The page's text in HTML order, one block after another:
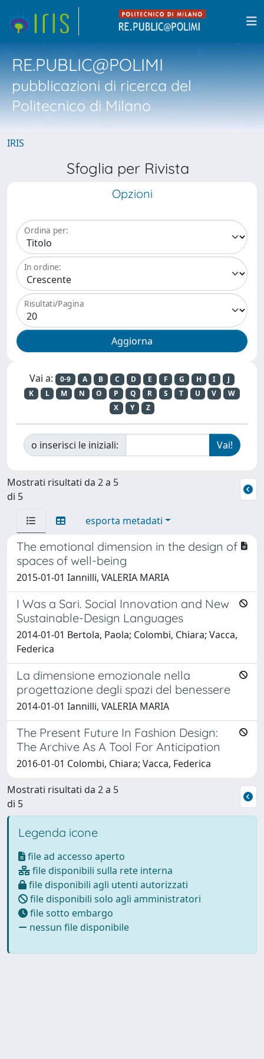
RE.PUBLIC@POLIMI
pubblicazioni di ricerca del
Politecnico di Milano
IRIS
Sfoglia per Rivista
Opzioni
Ordina per:
In ordine:
Risultati/Pagina
Vai a: 0-9 A B C D E F G H I
J
K
L M N O P Q R S T U V
W
X
Y Z
o inserisci le iniziali:
Mostrati risultati da 2 a 5
di 5
esporta metadati
The emotional dimension in the design of
spaces of well-being
2015-01-01 Iannilli, VALERIA MARIA
I Was a Sari. Social Innovation and New
Sustainable-Design Languages
2014-01-01 Bertola, Paola; Colombi, Chiara; Vacca,
Federica
La dimensione emozionale nella
progettazione degli spazi del benessere
2014-01-01 Iannilli, VALERIA MARIA
The Present Future In Fashion Design:
The Archive As A Tool For Anticipation
2016-01-01 Colombi, Chiara; Vacca, Federica
Mostrati risultati da 2 a 5
di 5
Legenda icone
file ad accesso aperto
file disponibili sulla rete interna
file disponibili agli utenti autorizzati
file disponibili solo agli amministratori
file sotto embargo
nessun file disponibile